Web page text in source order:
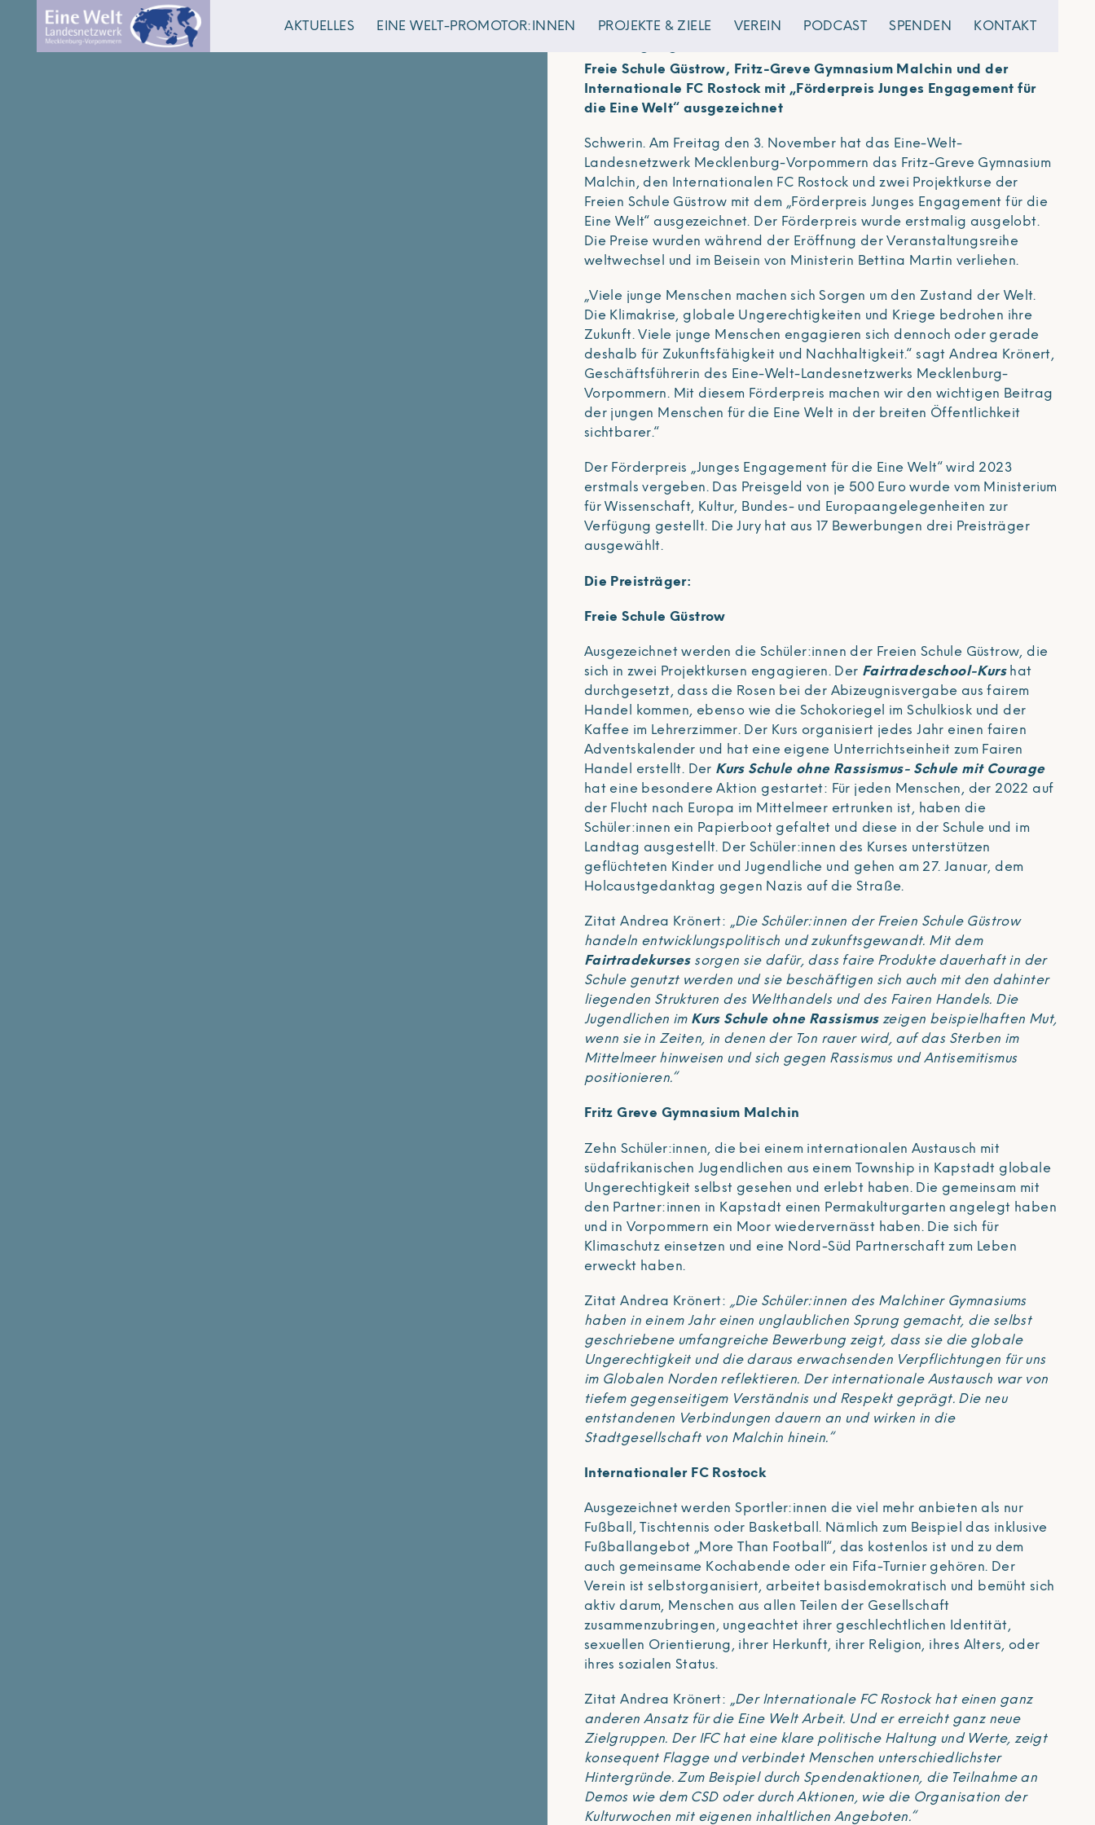
AKTUELLES EINE WELT-PROMOTOR:INNEN PROJEKTE & ZIELE VEREIN PODCAST SPENDEN KONTAKT
Freie Schule Güstrow, Fritz-Greve Gymnasium Malchin und der
Internationale FC Rostock mit „Förderpreis Junges Engagement für
die Eine Welt“ ausgezeichnet
Schwerin. Am Freitag den 3. November hat das Eine-Welt-
Landesnetzwerk Mecklenburg-Vorpommern das Fritz-Greve Gymnasium
Malchin, den Internationalen FC Rostock und zwei Projektkurse der
Freien Schule Güstrow mit dem „Förderpreis Junges Engagement für die
Eine Welt“ ausgezeichnet. Der Förderpreis wurde erstmalig ausgelobt.
Die Preise wurden während der Eröffnung der Veranstaltungsreihe
weltwechsel und im Beisein von Ministerin Bettina Martin verliehen.
„Viele junge Menschen machen sich Sorgen um den Zustand der Welt.
Die Klimakrise, globale Ungerechtigkeiten und Kriege bedrohen ihre
Zukunft. Viele junge Menschen engagieren sich dennoch oder gerade
deshalb für Zukunftsfähigkeit und Nachhaltigkeit.“ sagt Andrea Krönert,
Geschäftsführerin des Eine-Welt-Landesnetzwerks Mecklenburg-
Vorpommern. Mit diesem Förderpreis machen wir den wichtigen Beitrag
der jungen Menschen für die Eine Welt in der breiten Öffentlichkeit
sichtbarer.“
Der Förderpreis „Junges Engagement für die Eine Welt“ wird 2023
erstmals vergeben. Das Preisgeld von je 500 Euro wurde vom Ministerium
für Wissenschaft, Kultur, Bundes- und Europaangelegenheiten zur
Verfügung gestellt. Die Jury hat aus 17 Bewerbungen drei Preisträger
ausgewählt.
Die Preisträger:
Freie Schule Güstrow
Ausgezeichnet werden die Schüler:innen der Freien Schule Güstrow, die
sich in zwei Projektkursen engagieren. Der Fairtradeschool-Kurshat
durchgesetzt, dass die Rosen bei der Abizeugnisvergabe aus fairem
Handel kommen, ebenso wie die Schokoriegel im Schulkiosk und der
Kaffee im Lehrerzimmer. Der Kurs organisiert jedes Jahr einen fairen
Adventskalender und hat eine eigene Unterrichtseinheit zum Fairen
Handel erstellt. Der Kurs Schule ohne Rassismus- Schule mit Courage
hat eine besondere Aktion gestartet: Für jeden Menschen, der 2022 auf
der Flucht nach Europa im Mittelmeer ertrunken ist, haben die
Schüler:innen ein Papierboot gefaltet und diese in der Schule und im
Landtag ausgestellt. Der Schüler:innen des Kurses unterstützen
geflüchteten Kinder und Jugendliche und gehen am 27. Januar, dem
Holcaustgedanktag gegen Nazis auf die Straße.
Zitat Andrea Krönert: „Die Schüler:innen der Freien Schule Güstrow
handeln entwicklungspolitisch und zukunftsgewandt. Mit dem
Fairtradekursessorgen sie dafür, dass faire Produkte dauerhaft in der
Schule genutzt werden und sie beschäftigen sich auch mit den dahinter
liegenden Strukturen des Welthandels und des Fairen Handels. Die
Jugendlichen im Kurs Schule ohne Rassismuszeigen beispielhaften Mut,
wenn sie in Zeiten, in denen der Ton rauer wird, auf das Sterben im
Mittelmeer hinweisen und sich gegen Rassismus und Antisemitismus
positionieren.“
Fritz Greve Gymnasium Malchin
Zehn Schüler:innen, die bei einem internationalen Austausch mit
südafrikanischen Jugendlichen aus einem Township in Kapstadt globale
Ungerechtigkeit selbst gesehen und erlebt haben. Die gemeinsam mit
den Partner:innen in Kapstadt einen Permakulturgarten angelegt haben
und in Vorpommern ein Moor wiedervernässt haben. Die sich für
Klimaschutz einsetzen und eine Nord-Süd Partnerschaft zum Leben
erweckt haben.
Zitat Andrea Krönert: „Die Schüler:innen des Malchiner Gymnasiums
haben in einem Jahr einen unglaublichen Sprung gemacht, die selbst
geschriebene umfangreiche Bewerbung zeigt, dass sie die globale
Ungerechtigkeit und die daraus erwachsenden Verpflichtungen für uns
im Globalen Norden reflektieren. Der internationale Austausch war von
tiefem gegenseitigem Verständnis und Respekt geprägt. Die neu
entstandenen Verbindungen dauern an und wirken in die
Stadtgesellschaft von Malchin hinein.“
Internationaler FC Rostock
Ausgezeichnet werden Sportler:innen die viel mehr anbieten als nur
Fußball, Tischtennis oder Basketball. Nämlich zum Beispiel das inklusive
Fußballangebot „More Than Football“, das kostenlos ist und zu dem
auch gemeinsame Kochabende oder ein Fifa-Turnier gehören. Der
Verein ist selbstorganisiert, arbeitet basisdemokratisch und bemüht sich
aktiv darum, Menschen aus allen Teilen der Gesellschaft
zusammenzubringen, ungeachtet ihrer geschlechtlichen Identität,
sexuellen Orientierung, ihrer Herkunft, ihrer Religion, ihres Alters, oder
ihres sozialen Status.
Zitat Andrea Krönert: „Der Internationale FC Rostock hat einen ganz
anderen Ansatz für die Eine Welt Arbeit. Und er erreicht ganz neue
Zielgruppen. Der IFC hat eine klare politische Haltung und Werte, zeigt
konsequent Flagge und verbindet Menschen unterschiedlichster
Hintergründe. Zum Beispiel durch Spendenaktionen, die Teilnahme an
Demos wie dem CSD oder durch Aktionen, wie die Organisation der
Kulturwochen mit eigenen inhaltlichen Angeboten.“